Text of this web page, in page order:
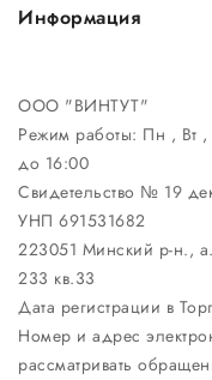
Информация
ООО "ВИНТУТ"
Режим работы: Пн , Вт
до 16:00
Свидетельство № 19
УНП 691531682
223051 Минский р-н.,
233 кв.33
Дата регистрации в
Номер и адрес
рассматривать